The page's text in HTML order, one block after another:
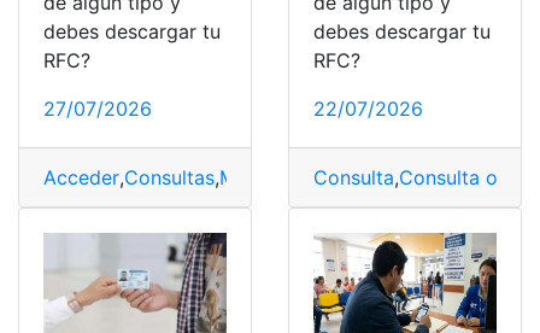
debes descargar tu
RFC?
27/07/2026
Acceder,Consultas,México RFC,SAT
debes descargar tu
RFC?
22/07/2026
Consulta,Consulta online